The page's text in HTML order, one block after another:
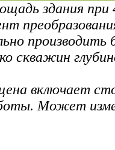
здания
скважин
включает
Может